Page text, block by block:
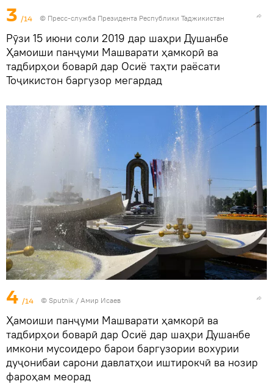
3 /14 © Пресс-служба Президента Республики Таджикистан
Рӯзи 15 июни соли 2019 дар шаҳри Душанбе
Ҳамоиши панҷуми Машварати ҳамкорӣ ва
тадбирҳои боварӣ дар Осиё таҳти раёсати
Тоҷикистон баргузор мегардад
4 /14 © Sputnik / Амир Исаев
Ҳамоиши панҷуми Машварати ҳамкорӣ ва
тадбирҳои боварӣ дар Осиё дар шаҳри Душанбе
имкони мусоидеро барои баргузории вохурии
дуҷонибаи сарони давлатҳои иштирокчӣ ва нозир
фароҳам меорад